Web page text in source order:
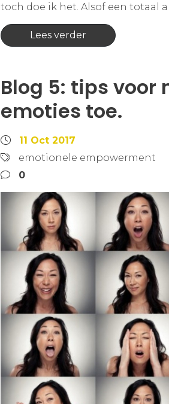
toch doe ik het. Alsof een totaal
Lees verder
Blog 5: tips voor
emoties toe.
11 Oct 2017
emotionele empowerment
0